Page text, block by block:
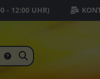
- 12:00 UHR)